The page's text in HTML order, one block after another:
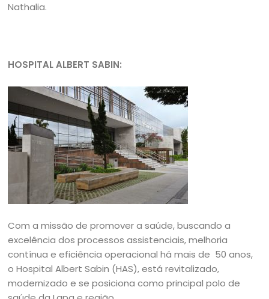
Nathalia.
HOSPITAL ALBERT SABIN:
Com a missão de promover a saúde, buscando a
excelência dos processos assistenciais, melhoria
contínua e eficiência operacional há mais de 50 anos,
o Hospital Albert Sabin (HAS), está revitalizado,
modernizado e se posiciona como principal polo de